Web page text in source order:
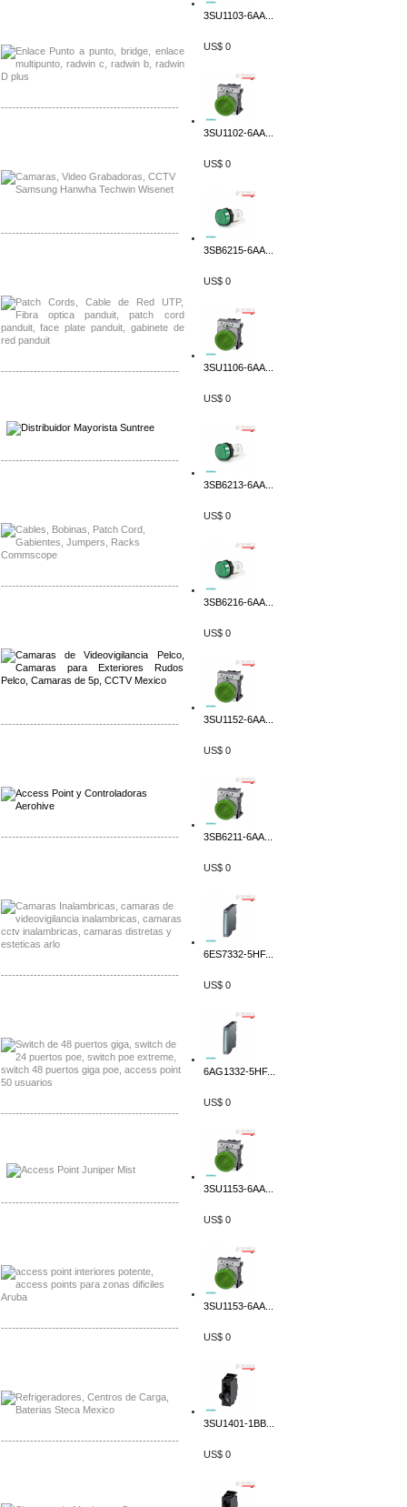
-------------------------------------------------
-------------------------------------------------
-------------------------------------------------
-------------------------------------------------
-------------------------------------------------
-------------------------------------------------
-------------------------------------------------
-------------------------------------------------
-------------------------------------------------
-------------------------------------------------
-------------------------------------------------
-------------------------------------------------
3SU1103-6AA...
US$ 0
3SU1102-6AA...
US$ 0
3SB6215-6AA...
US$ 0
3SU1106-6AA...
US$ 0
3SB6213-6AA...
US$ 0
3SB6216-6AA...
US$ 0
3SU1152-6AA...
US$ 0
3SB6211-6AA...
US$ 0
6ES7332-5HF...
US$ 0
6AG1332-5HF...
US$ 0
3SU1153-6AA...
US$ 0
3SU1153-6AA...
US$ 0
3SU1401-1BB...
US$ 0